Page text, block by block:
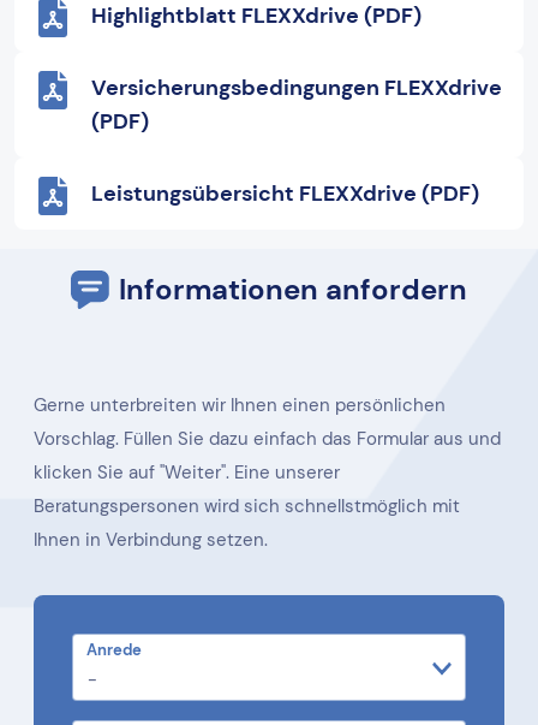
Highlightblatt FLEXXdrive (PDF)
Versicherungsbedingungen FLEXXdrive
(PDF)
Leistungsübersicht FLEXXdrive (PDF)
Informationen anfordern
Gerne unterbreiten wir Ihnen einen persönlichen
Vorschlag. Füllen Sie dazu einfach das Formular aus und
klicken Sie auf "Weiter". Eine unserer
Beratungspersonen wird sich schnellstmöglich mit
Ihnen in Verbindung setzen.
Anrede